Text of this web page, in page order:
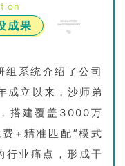
成果‌
组系统介绍了公司
成立以来，沙师弟
搭建覆盖3000万
+精准匹配”模式
行业痛点，形成干